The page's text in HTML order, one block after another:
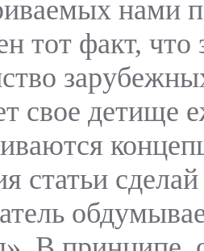
нами
тот факт,
свое детище
статьи